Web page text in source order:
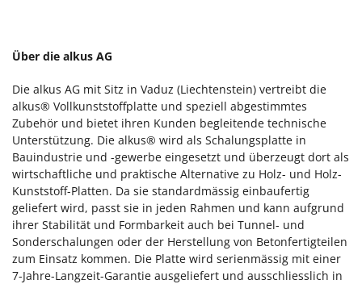
Über die alkus AG
Die alkus AG mit Sitz in Vaduz (Liechtenstein) vertreibt die
alkus® Vollkunststoffplatte und speziell abgestimmtes
Zubehör und bietet ihren Kunden begleitende technische
Unterstützung. Die alkus® wird als Schalungsplatte in
Bauindustrie und -gewerbe eingesetzt und überzeugt dort als
wirtschaftliche und praktische Alternative zu Holz- und Holz-
Kunststoff-Platten. Da sie standardmässig einbaufertig
geliefert wird, passt sie in jeden Rahmen und kann aufgrund
ihrer Stabilität und Formbarkeit auch bei Tunnel- und
Sonderschalungen oder der Herstellung von Betonfertigteilen
zum Einsatz kommen. Die Platte wird serienmässig mit einer
7-Jahre-Langzeit-Garantie ausgeliefert und ausschliesslich in